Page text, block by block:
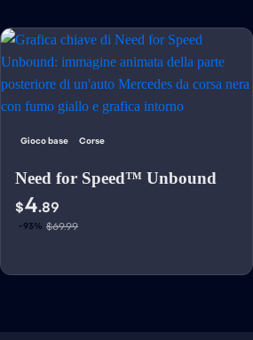
Gioco base Corse
Need for Speed™ Unbound
$4.89
-93% $69.99